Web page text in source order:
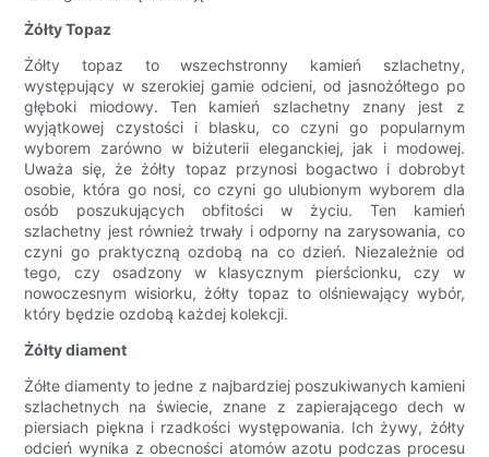
Żółty Topaz
Żółty topaz to wszechstronny kamień szlachetny,
występujący w szerokiej gamie odcieni, od jasnożółtego po
głęboki miodowy. Ten kamień szlachetny znany jest z
wyjątkowej czystości i blasku, co czyni go popularnym
wyborem zarówno w biżuterii eleganckiej, jak i modowej.
Uważa się, że żółty topaz przynosi bogactwo i dobrobyt
osobie, która go nosi, co czyni go ulubionym wyborem dla
osób poszukujących obfitości w życiu. Ten kamień
szlachetny jest również trwały i odporny na zarysowania, co
czyni go praktyczną ozdobą na co dzień. Niezależnie od
tego, czy osadzony w klasycznym pierścionku, czy w
nowoczesnym wisiorku, żółty topaz to olśniewający wybór,
który będzie ozdobą każdej kolekcji.
Żółty diament
Żółte diamenty to jedne z najbardziej poszukiwanych kamieni
szlachetnych na świecie, znane z zapierającego dech w
piersiach piękna i rzadkości występowania. Ich żywy, żółty
odcień wynika z obecności atomów azotu podczas procesu